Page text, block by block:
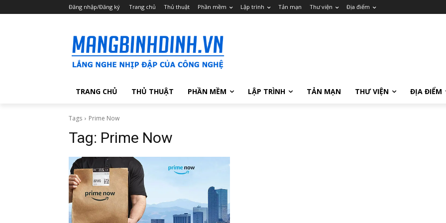
Đăng nhập/Đăng ký Trang chủ Thủ thuật Phần mềm Lập trình Tản mạn Thư viện Địa điểm
TRANG CHỦ THỦ THUẬT PHẦN MỀM LẬP TRÌNH TẢN MẠN THƯ VIỆN ĐỊA ĐIỂM
Tags Prime Now
Tag: Prime Now